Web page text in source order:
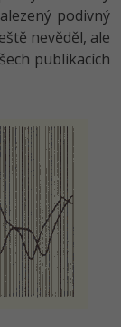
podivný
nevěděl, ale
publikacích